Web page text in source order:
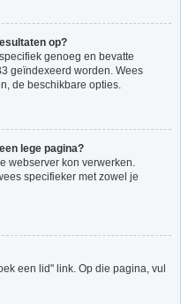
op?
genoeg en bevatte
geïndexeerd worden. Wees
de beschikbare opties.
lege pagina?
webserver kon verwerken.
specifieker met zowel je
een lid" link. Op die pagina, vul